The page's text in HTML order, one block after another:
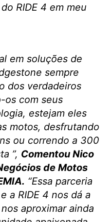
RIDE 4 em meu
em soluções de
sempre
dos verdadeiros
os com seus
estejam eles
motos, desfrutando
ou correndo a 300
”, Comentou Nico
de Motos
“Essa parceria
a RIDE 4 nos dá a
aproximar ainda